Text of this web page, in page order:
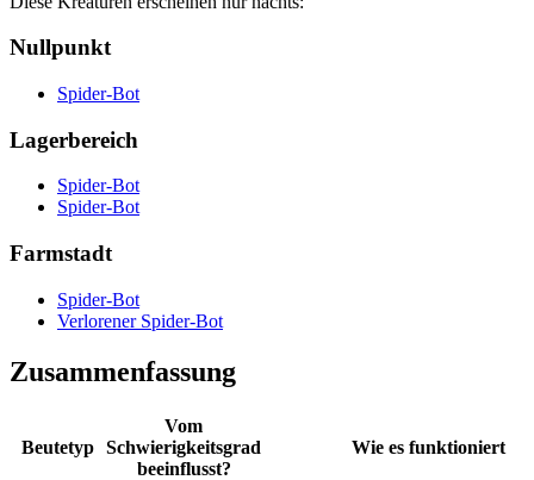
Nullpunkt
Spider-Bot
Lagerbereich
Spider-Bot
Spider-Bot
Farmstadt
Spider-Bot
Verlorener Spider-Bot
Zusammenfassung
Beutetyp
Vom
Schwierigkeitsgrad
beeinflusst?
Wie es funktioniert